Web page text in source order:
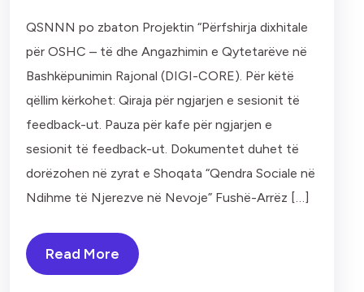
QSNNN po zbaton Projektin “Përfshirja dixhitale
për OSHC – të dhe Angazhimin e Qytetarëve në
Bashkëpunimin Rajonal (DIGI-CORE). Për këtë
qëllim kërkohet: Qiraja për ngjarjen e sesionit të
feedback-ut. Pauza për kafe për ngjarjen e
sesionit të feedback-ut. Dokumentet duhet të
dorëzohen në zyrat e Shoqata “Qendra Sociale në
Ndihme të Njerezve në Nevoje” Fushë-Arrëz […]
Read More